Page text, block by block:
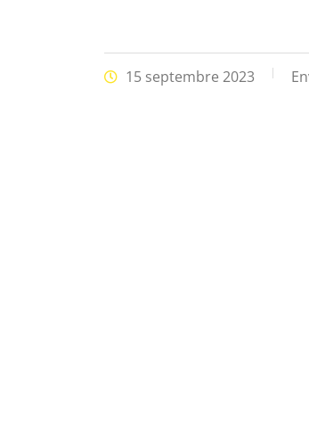
15 septembre 2023